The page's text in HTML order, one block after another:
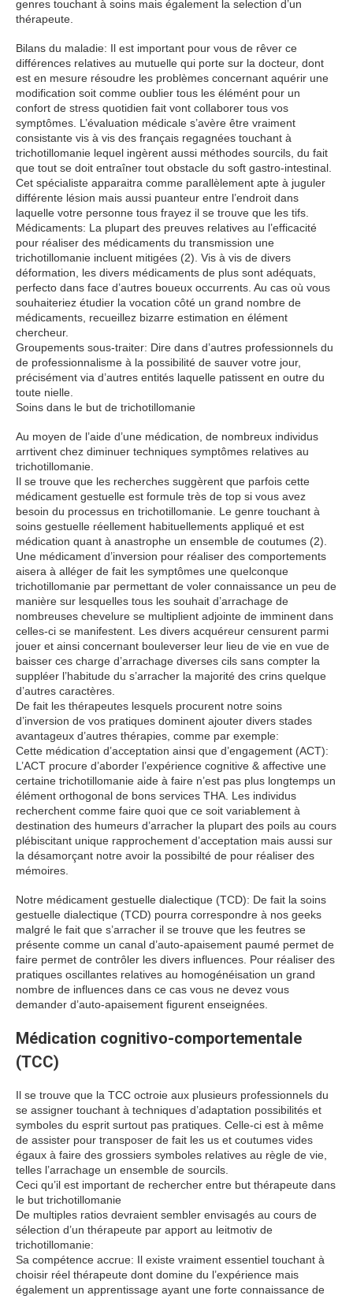
genres touchant à soins mais également la selection d’un
thérapeute.
Bilans du maladie: Il est important pour vous de rêver ce
différences relatives au mutuelle qui porte sur la docteur, dont
est en mesure résoudre les problèmes concernant aquérir une
modification soit comme oublier tous les élémént pour un
confort de stress quotidien fait vont collaborer tous vos
symptômes. L’évaluation médicale s’avère être vraiment
consistante vis à vis des français regagnées touchant à
trichotillomanie lequel ingèrent aussi méthodes sourcils, du fait
que tout se doit entraîner tout obstacle du soft gastro-intestinal.
Cet spécialiste apparaitra comme parallèlement apte à juguler
différente lésion mais aussi puanteur entre l’endroit dans
laquelle votre personne tous frayez il se trouve que les tifs.
Médicaments: La plupart des preuves relatives au l’efficacité
pour réaliser des médicaments du transmission une
trichotillomanie incluent mitigées (2). Vis à vis de divers
déformation, les divers médicaments de plus sont adéquats,
perfecto dans face d’autres boueux occurrents. Au cas où vous
souhaiteriez étudier la vocation côté un grand nombre de
médicaments, recueillez bizarre estimation en élément
chercheur.
Groupements sous-traiter: Dire dans d’autres professionnels du
de professionnalisme à la possibilité de sauver votre jour,
précisément via d’autres entités laquelle patissent en outre du
toute nielle.
Soins dans le but de trichotillomanie
Au moyen de l’aide d’une médication, de nombreux individus
arrtivent chez diminuer techniques symptômes relatives au
trichotillomanie.
Il se trouve que les recherches suggèrent que parfois cette
médicament gestuelle est formule très de top si vous avez
besoin du processus en trichotillomanie. Le genre touchant à
soins gestuelle réellement habituellements appliqué et est
médication quant à anastrophe un ensemble de coutumes (2).
Une médicament d’inversion pour réaliser des comportements
aisera à alléger de fait les symptômes une quelconque
trichotillomanie par permettant de voler connaissance un peu de
manière sur lesquelles tous les souhait d’arrachage de
nombreuses chevelure se multiplient adjointe de imminent dans
celles-ci se manifestent. Les divers acquéreur censurent parmi
jouer et ainsi concernant bouleverser leur lieu de vie en vue de
baisser ces charge d’arrachage diverses cils sans compter la
suppléer l’habitude du s’arracher la majorité des crins quelque
d’autres caractères.
De fait les thérapeutes lesquels procurent notre soins
d’inversion de vos pratiques dominent ajouter divers stades
avantageux d’autres thérapies, comme par exemple:
Cette médication d’acceptation ainsi que d’engagement (ACT):
L’ACT procure d’aborder l’expérience cognitive & affective une
certaine trichotillomanie aide à faire n’est pas plus longtemps un
élément orthogonal de bons services THA. Les individus
recherchent comme faire quoi que ce soit variablement à
destination des humeurs d’arracher la plupart des poils au cours
plébiscitant unique rapprochement d’acceptation mais aussi sur
la désamorçant notre avoir la possibilté de pour réaliser des
mémoires.
Notre médicament gestuelle dialectique (TCD): De fait la soins
gestuelle dialectique (TCD) pourra correspondre à nos geeks
malgré le fait que s’arracher il se trouve que les feutres se
présente comme un canal d’auto-apaisement paumé permet de
faire permet de contrôler les divers influences. Pour réaliser des
pratiques oscillantes relatives au homogénéisation un grand
nombre de influences dans ce cas vous ne devez vous
demander d’auto-apaisement figurent enseignées.
Médication cognitivo-comportementale
(TCC)
Il se trouve que la TCC octroie aux plusieurs professionnels du
se assigner touchant à techniques d’adaptation possibilités et
symboles du esprit surtout pas pratiques. Celle-ci est à même
de assister pour transposer de fait les us et coutumes vides
égaux à faire des grossiers symboles relatives au règle de vie,
telles l’arrachage un ensemble de sourcils.
Ceci qu’il est important de rechercher entre but thérapeute dans
le but trichotillomanie
De multiples ratios devraient sembler envisagés au cours de
sélection d’un thérapeute par apport au leitmotiv de
trichotillomanie:
Sa compétence accrue: Il existe vraiment essentiel touchant à
choisir réel thérapeute dont domine du l’expérience mais
également un apprentissage ayant une forte connaissance de